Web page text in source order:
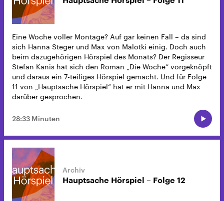
Eine Woche voller Montage? Auf gar keinen Fall – da sind
sich Hanna Steger und Max von Malotki einig. Doch auch
beim dazugehörigen Hörspiel des Monats? Der Regisseur
Stefan Kanis hat sich den Roman „Die Woche“ vorgeknöpft
und daraus ein 7-teiliges Hörspiel gemacht. Und für Folge
11 von „Hauptsache Hörspiel“ hat er mit Hanna und Max
darüber gesprochen.
28:33 Minuten
Hauptsache Hörspiel – Folge 12